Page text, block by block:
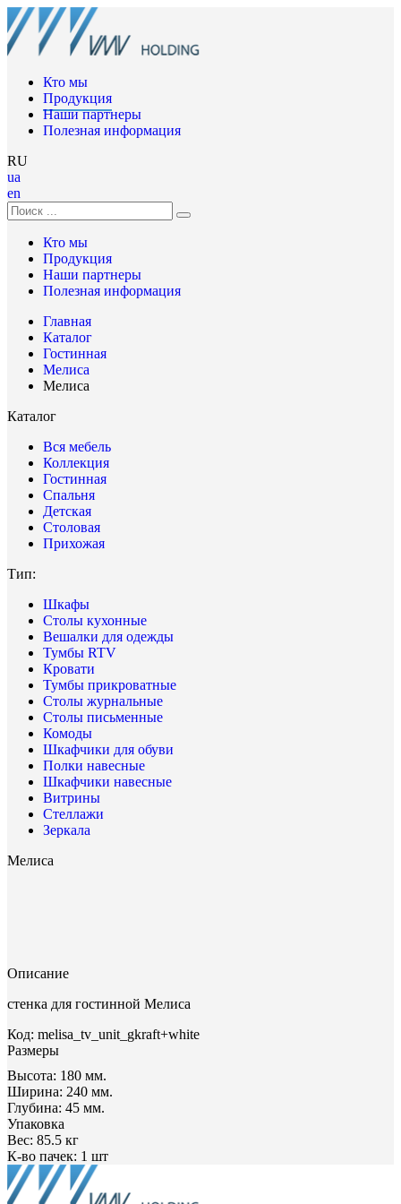
Кто мы
Продукция
Наши партнеры
Полезная информация
RU
ua
en
Кто мы
Продукция
Наши партнеры
Полезная информация
Главная
Каталог
Гостинная
Мелиса
Мелиса
Каталог
Вся мебель
Коллекция
Гостинная
Спальня
Детская
Столовая
Прихожая
Тип:
Шкафы
Столы кухонные
Вешалки для одежды
Тумбы RTV
Кровати
Тумбы прикроватные
Столы журнальные
Столы письменные
Комоды
Шкафчики для обуви
Полки навесные
Шкафчики навесные
Витрины
Стеллажи
Зеркала
Мелиса
Описание
стенка для гостинной Мелиса
Код: melisa_tv_unit_gkraft+white
Размеры
Высота: 180 мм.
Ширина: 240 мм.
Глубина: 45 мм.
Упаковка
Вес: 85.5 кг
К-во пачек: 1 шт